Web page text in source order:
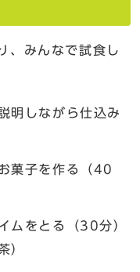
、みんなで試食し
明しながら仕込み
菓子を作る（40
ムをとる（30分）
）